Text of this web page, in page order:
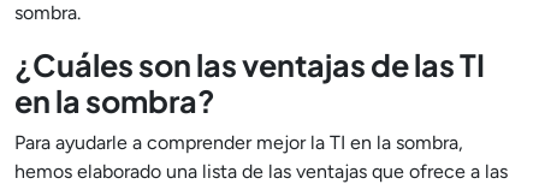
sombra.
¿Cuáles son las ventajas de las TI
en la sombra?
Para ayudarle a comprender mejor la TI en la sombra,
hemos elaborado una lista de las ventajas que ofrece a las